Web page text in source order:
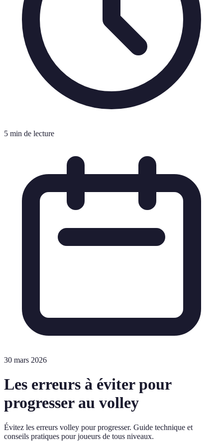
5 min de lecture
30 mars 2026
Les erreurs à éviter pour
progresser au volley
Évitez les erreurs volley pour progresser. Guide technique et
conseils pratiques pour joueurs de tous niveaux.